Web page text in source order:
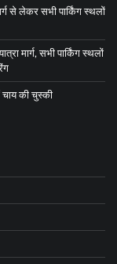
से लेकर सभी पार्किंग स्थलों
मार्ग, सभी पार्किंग स्थलों
चाय की चुस्की